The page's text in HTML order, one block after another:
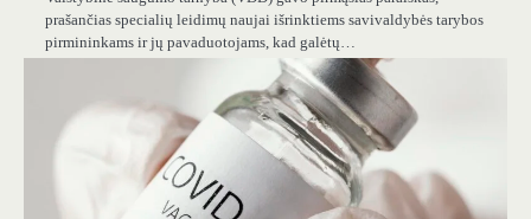
prašančias specialių leidimų naujai išrinktiems savivaldybės tarybos
pirmininkams ir jų pavaduotojams, kad galėtų…